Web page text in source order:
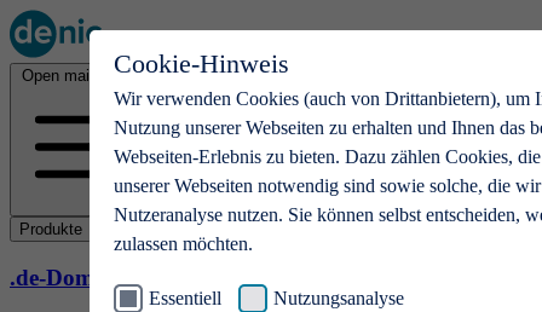
Cookie-Hinweis
Wir verwenden Cookies (auch von Drittanbietern), um
Nutzung unserer Webseiten zu erhalten und Ihnen das
Webseiten-Erlebnis zu bieten. Dazu zählen Cookies,
unserer Webseiten notwendig sind sowie solche, die
Nutzeranalyse nutzen. Sie können selbst entscheiden,
zulassen möchten.
Essentiell Nutzungsanalyse
Open main menu
Produkte
.de-Domains